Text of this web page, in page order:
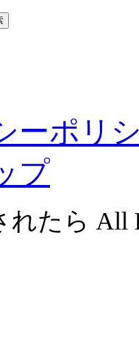
ーポリ
プ
たら All